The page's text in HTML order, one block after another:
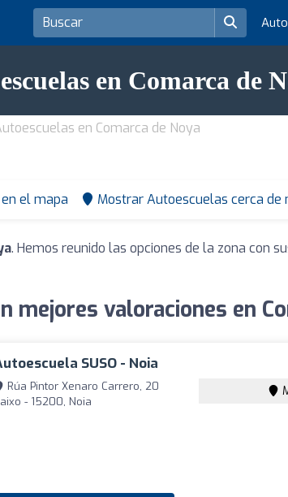
en Comarca de
en Comarca de Noya
el mapa Mostrar Autoescuelas cerca de
. Hemos reunido las opciones de la zona con
mejores valoraciones en
SUSO - Noia
Rúa Pintor Xenaro Carrero, 20
- 15200, Noia